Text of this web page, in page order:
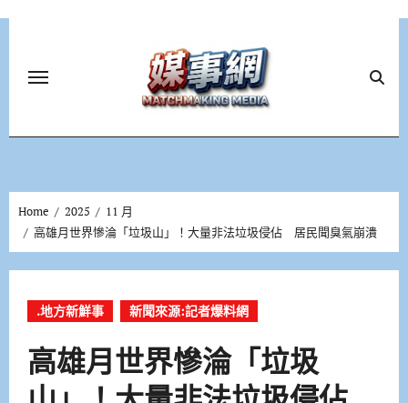
Home 2025
11 月
高雄月世界慘淪「垃圾山」！大量非法垃圾侵佔 居民聞臭氣崩潰
.地方新鮮事 新聞來源:記者爆料網
高雄月世界慘淪「垃圾